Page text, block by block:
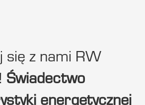
się z nami RW
Świadectwo